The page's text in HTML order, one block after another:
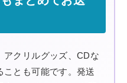
アクリルグッズ、CDな
ことも可能です。発送